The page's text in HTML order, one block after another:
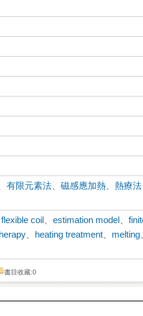
、有限元素法 、磁感應加熱 、熱療法
flexible coil 、estimation model 、
heating treatment melting
書目收藏:0